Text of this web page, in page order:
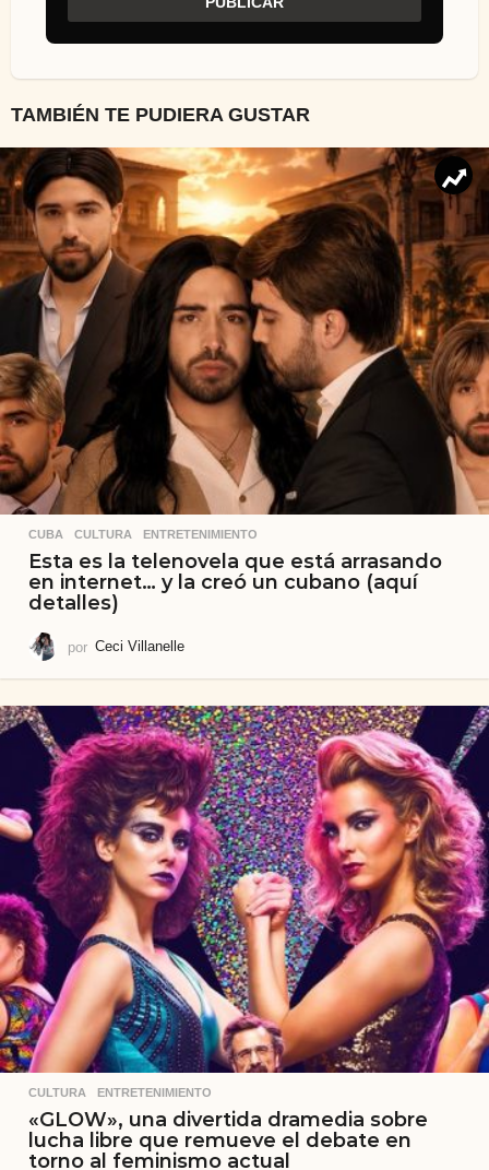
TAMBIÉN TE PUDIERA GUSTAR
CUBA ,CULTURA ,ENTRETENIMIENTO
Esta es la telenovela que está arrasando
en internet… y la creó un cubano (aquí
detalles)
por Ceci Villanelle
CULTURA ,ENTRETENIMIENTO
«GLOW», una divertida dramedia sobre
lucha libre que remueve el debate en
torno al feminismo actual